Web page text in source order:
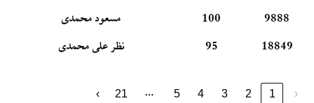
9888
100
مسعود محمدی
18849
95 نظر علی محمدی
‹
1
2
3
4
5
…
21
›